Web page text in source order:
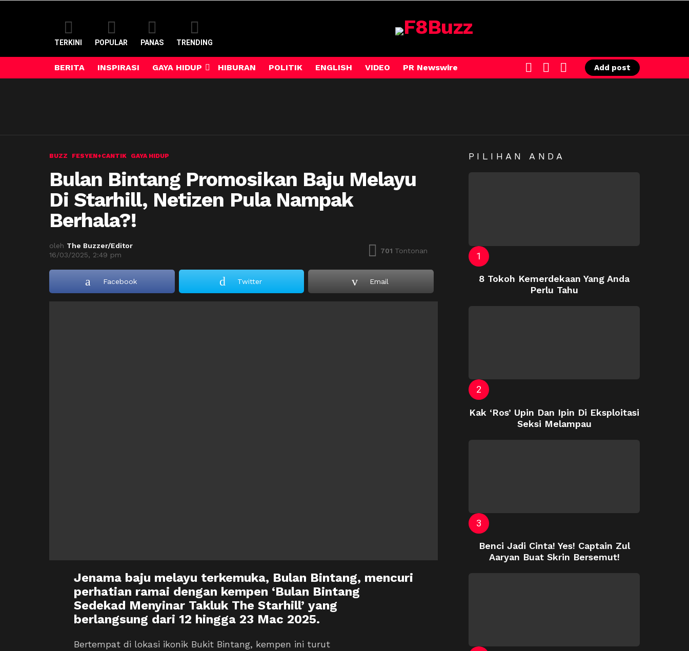
TERKINI POPULAR PANAS TRENDING
BERITA INSPIRASI GAYA HIDUP HIBURAN POLITIK ENGLISH VIDEO PR Newswire
SWITCHSEARCHLOGIN
Add post
BUZZ FESYEN+CANTIK GAYA HIDUP
Bulan Bintang Promosikan Baju Melayu
Di Starhill, Netizen Pula Nampak
Berhala?!
oleh The Buzzer/Editor
16/03/2025, 2:49 pm
701 Tontonan
Facebook Twitter Email
Jenama baju melayu terkemuka, Bulan Bintang, mencuri
perhatian ramai dengan kempen ‘Bulan Bintang
Sedekad Menyinar Takluk The Starhill’ yang
berlangsung dari 12 hingga 23 Mac 2025.
Bertempat di lokasi ikonik Bukit Bintang, kempen ini turut
PILIHAN ANDA
8 Tokoh Kemerdekaan Yang Anda
Perlu Tahu
Kak ‘Ros’ Upin Dan Ipin Di Eksploitasi
Seksi Melampau
Benci Jadi Cinta! Yes! Captain Zul
Aaryan Buat Skrin Bersemut!